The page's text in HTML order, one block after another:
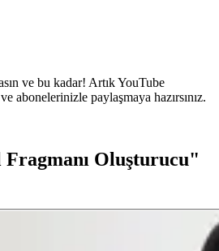
ve bu kadar! Artık YouTube
abonelerinizle paylaşmaya hazırsınız.
Fragmanı Oluşturucu"